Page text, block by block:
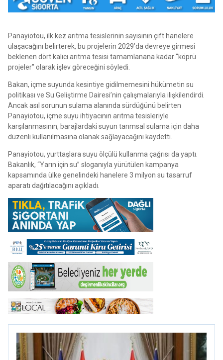
Panayiotou, ilk kez arıtma tesislerinin sayısının çift hanelere
ulaşacağını belirterek, bu projelerin 2029’da devreye girmesi
beklenen dört kalıcı arıtma tesisi tamamlanana kadar “köprü
projeler” olarak işlev göreceğini söyledi.
Bakan, içme suyunda kesintiye gidilmemesini hükümetin su
politikası ve Su Geliştirme Dairesi’nin çalışmalarıyla ilişkilendirdi.
Ancak asıl sorunun sulama alanında sürdüğünü belirten
Panayiotou, içme suyu ihtiyacının arıtma tesisleriyle
karşılanmasının, barajlardaki suyun tarımsal sulama için daha
düzenli kullanılmasına olanak sağlayacağını kaydetti.
Panayiotou, yurttaşlara suyu ölçülü kullanma çağrısı da yaptı.
Bakanlık, “Yarın için su” sloganıyla yürütülen kampanya
kapsamında ülke genelindeki hanelere 3 milyon su tasarruf
aparatı dağıtılacağını açıkladı.